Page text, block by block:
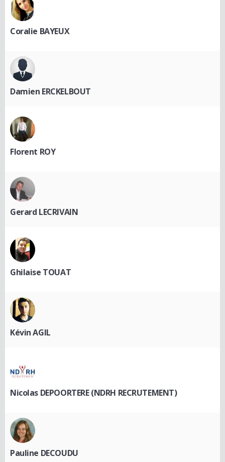
Coralie BAYEUX
Damien ERCKELBOUT
Florent ROY
Gerard LECRIVAIN
Ghilaise TOUAT
Kévin AGIL
Nicolas DEPOORTERE (NDRH RECRUTEMENT)
Pauline DECOUDU